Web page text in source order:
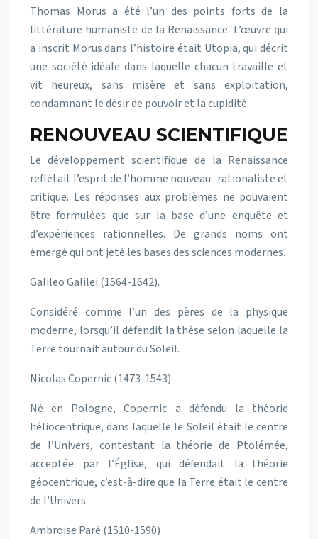
Thomas Morus a été l’un des points forts de la
littérature humaniste de la Renaissance. L’œuvre qui
a inscrit Morus dans l’histoire était Utopia, qui décrit
une société idéale dans laquelle chacun travaille et
vit heureux, sans misère et sans exploitation,
condamnant le désir de pouvoir et la cupidité.
RENOUVEAU SCIENTIFIQUE
Le développement scientifique de la Renaissance
reflétait l’esprit de l’homme nouveau : rationaliste et
critique. Les réponses aux problèmes ne pouvaient
être formulées que sur la base d’une enquête et
d’expériences rationnelles. De grands noms ont
émergé qui ont jeté les bases des sciences modernes.
Galileo Galilei (1564-1642).
Considéré comme l’un des pères de la physique
moderne, lorsqu’il défendit la thèse selon laquelle la
Terre tournait autour du Soleil.
Nicolas Copernic (1473-1543)
Né en Pologne, Copernic a défendu la théorie
héliocentrique, dans laquelle le Soleil était le centre
de l’Univers, contestant la théorie de Ptolémée,
acceptée par l’Église, qui défendait la théorie
géocentrique, c’est-à-dire que la Terre était le centre
de l’Univers.
Ambroise Paré (1510-1590)